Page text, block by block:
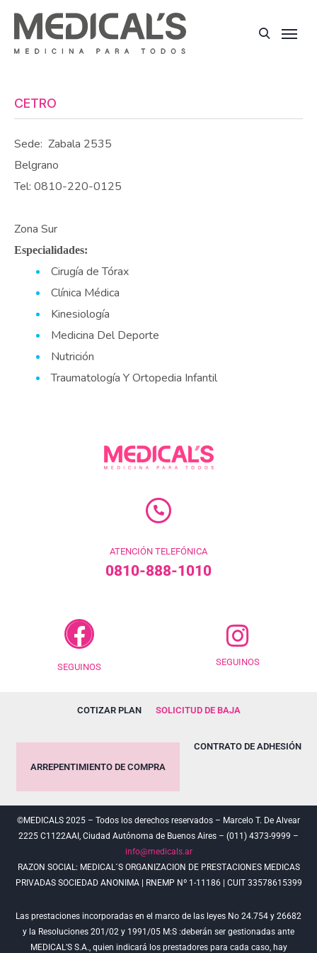
CETRO
Sede: Zabala 2535
Belgrano
Tel: 0810-220-0125
Zona Sur
Especialidades:
Cirugía de Tórax
Clínica Médica
Kinesiología
Medicina Del Deporte
Nutrición
Traumatología Y Ortopedia Infantil
ATENCIÓN TELEFÓNICA
0810-888-1010
SEGUINOS SEGUINOS
COTIZAR PLAN SOLICITUD DE BAJA
ARREPENTIMIENTO DE COMPRA
CONTRATO DE ADHESIÓN
©MEDICALS 2025 – Todos los derechos reservados – Marcelo T. De Alvear
2225 C1122AAI, Ciudad Autónoma de Buenos Aires – (011) 4373-9999 –
info@medicals.ar
RAZON SOCIAL: MEDICAL´S ORGANIZACION DE PRESTACIONES MEDICAS
PRIVADAS SOCIEDAD ANONIMA | RNEMP Nº 1-11186 | CUIT 33578615399
Las prestaciones incorporadas en el marco de las leyes No 24.754 y 26682
y la Resoluciones 201/02 y 1991/05 M:S :deberán ser gestionadas ante
MEDICAL’S S.A., quien indicará los prestadores para cada caso, hay